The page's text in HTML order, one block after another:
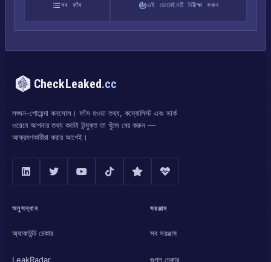
সব ফাঁস এই ডোমেইনটি নিরীক্ষা করুন
CheckLeaked.cc
লঙ্ঘন-গোয়েন্দা কনসোল। ফাঁস হওয়া তথ্য, কম্বোলিস্ট এবং ডার্ক
ওয়েবে আপনার তথ্য কতটা উন্মুক্ত তা খুঁজে বের করুন —
আক্রমণকারীরা করার আগেই।
অনুসন্ধান
অ্যাকাউন্ট চেকার
LeakRadar
সরঞ্জাম
সব সরঞ্জাম
গুগল চেকার